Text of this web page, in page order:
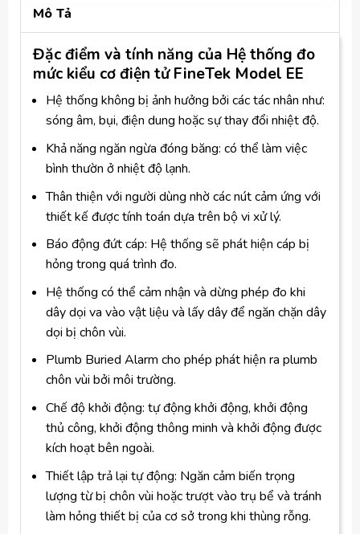
Mô Tả
Đặc điểm và tính năng của Hệ thống đo
mức kiểu cơ điện tử FineTek Model EE
Hệ thống không bị ảnh hưởng bởi các tác nhân như:
sóng âm, bụi, điện dung hoặc sự thay đổi nhiệt độ.
Khả năng ngăn ngừa đóng băng: có thể làm việc
bình thườn ở nhiệt độ lạnh.
Thân thiện với người dùng nhờ các nút cảm ứng với
thiết kế được tính toán dựa trên bộ vi xử lý.
Báo động đứt cáp: Hệ thống sẽ phát hiện cáp bị
hỏng trong quá trình đo.
Hệ thống có thể cảm nhận và dừng phép đo khi
dây dọi va vào vật liệu và lấy dây để ngăn chặn dây
dọi bị chôn vùi.
Plumb Buried Alarm cho phép phát hiện ra plumb
chôn vùi bởi môi trường.
Chế độ khởi động: tự động khởi động, khởi động
thủ công, khởi động thông minh và khởi động được
kích hoạt bên ngoài.
Thiết lập trả lại tự động: Ngăn cảm biến trọng
lượng từ bị chôn vùi hoặc trượt vào trụ bể và tránh
làm hỏng thiết bị của cơ sở trong khi thùng rỗng.